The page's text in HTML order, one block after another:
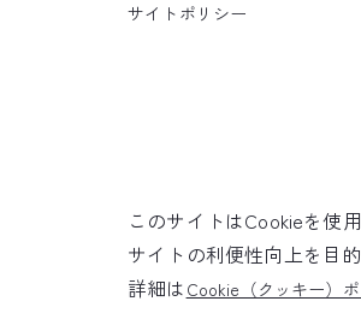
サイトポリシー
このサイトはCookieを使
サイトの利便性向上を目
詳細は Cookie（クッキー）